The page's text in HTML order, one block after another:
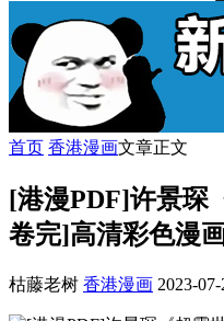
首页 香港漫画文章正文
[港漫PDF]许景琛
卷完]高清彩色漫
枯藤老树 香港漫画 2023-07-